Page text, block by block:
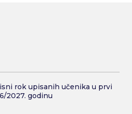
rok upisanih učenika u prvi
2027. godinu